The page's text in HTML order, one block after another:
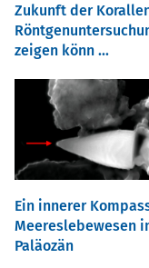
Zukunft der
zeigen könn ...
Ein innerer
Meereslebewesen
Paläozän